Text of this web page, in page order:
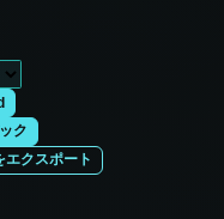
ク
エクスポート